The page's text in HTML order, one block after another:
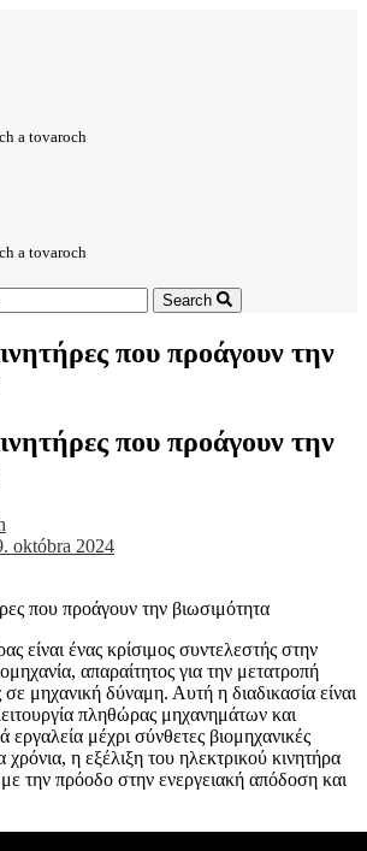
a tovaroch
a tovaroch
Search
που προάγουν την
που προάγουν την
októbra 2024
είναι ένας κρίσιμος συντελεστής στην
απαραίτητος για την μετατροπή
σε μηχανική δύναμη. Αυτή η διαδικασία είναι
πληθώρας μηχανημάτων και
μέχρι σύνθετες βιομηχανικές
η εξέλιξη του ηλεκτρικού κινητήρα
την πρόοδο στην ενεργειακή απόδοση και